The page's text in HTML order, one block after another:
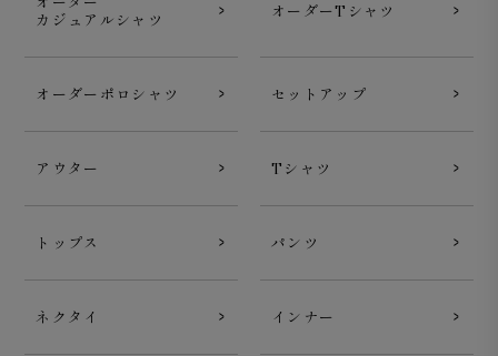
Journey Sweatshirt モックネック シルケット裏毛 チャ
コール
カジュアルシャツ
オーダーTシャツ
オーダーポロシャツ セットアップ
アウター Tシャツ
トップス パンツ
ネクタイ インナー